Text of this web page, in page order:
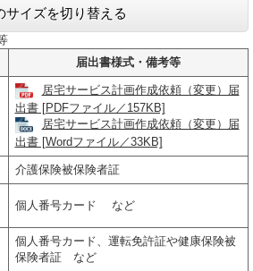
サイズを切り替える
届出書様式・備考等
居宅サービス計画作成依頼（変更）届
出書 [PDFファイル／157KB]
居宅サービス計画作成依頼（変更）届
出書 [Wordファイル／33KB]
介護保険被保険者証
個人番号カード など
個人番号カード、運転免許証や健康保険被
保険者証 など